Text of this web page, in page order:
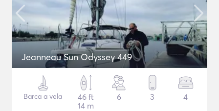
Jeanneau Sun Odyssey 449
Barca a vela
46 ft
14 m
6 3 4